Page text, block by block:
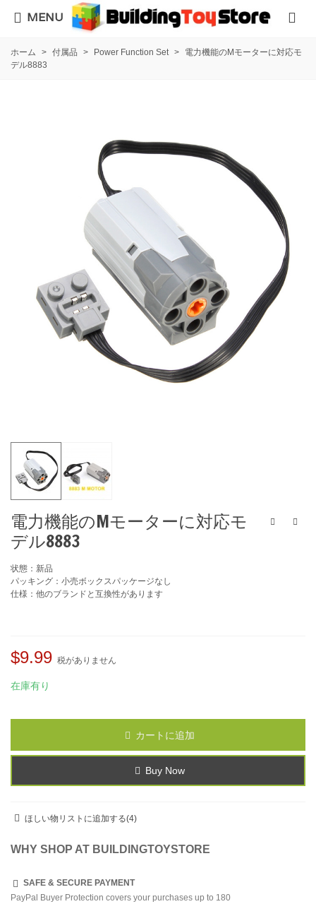
MENU
ホーム > 付属品 > Power Function Set >
電力機能のMモーターに対応モ
デル8883
電力機能のMモーターに対応モ
デル8883
状態：新品
パッキング：小売ボックスパッケージなし
仕様：他のブランドと互換性があります
$9.99 税がありません
在庫有り
カートに追加
Buy Now
ほしい物リストに追加する(4)
WHY SHOP AT BUILDINGTOYSTORE
SAFE & SECURE PAYMENT
PayPal Buyer Protection covers your purchases up to 180